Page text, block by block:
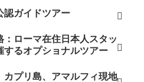
認ガイドツアー
：ローマ在住日本人スタッ
するオプショナルツアー
カプリ島、アマルフィ現地